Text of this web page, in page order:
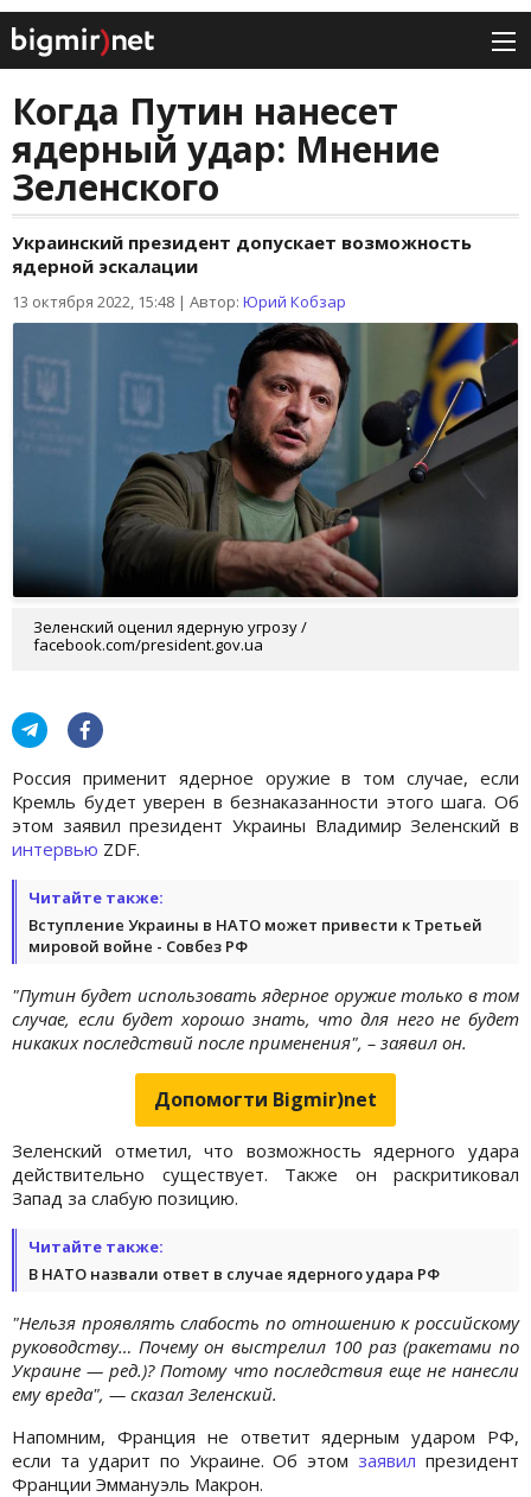
Когда Путин нанесет
ядерный удар: Мнение
Зеленского
Украинский президент допускает возможность
ядерной эскалации
13 октября 2022, 15:48 | Автор: Юрий Кобзар
Зеленский оценил ядерную угрозу /
facebook.com/president.gov.ua
Россия применит ядерное оружие в том случае, если
Кремль будет уверен в безнаказанности этого шага. Об
этом заявил президент Украины Владимир Зеленский в
интервью ZDF.
Читайте также:
Вступление Украины в НАТО может привести к Третьей
мировой войне - Совбез РФ
"Путин будет использовать ядерное оружие только в том
случае, если будет хорошо знать, что для него не будет
никаких последствий после применения", – заявил он.
Допомогти Bigmir)net
Зеленский отметил, что возможность ядерного удара
действительно существует. Также он раскритиковал
Запад за слабую позицию.
Читайте также:
В НАТО назвали ответ в случае ядерного удара РФ
"Нельзя проявлять слабость по отношению к российскому
руководству… Почему он выстрелил 100 раз (ракетами по
Украине — ред.)? Потому что последствия еще не нанесли
ему вреда", — сказал Зеленский.
Напомним, Франция не ответит ядерным ударом РФ,
если та ударит по Украине. Об этомзаявил президент
Франции Эммануэль Макрон.